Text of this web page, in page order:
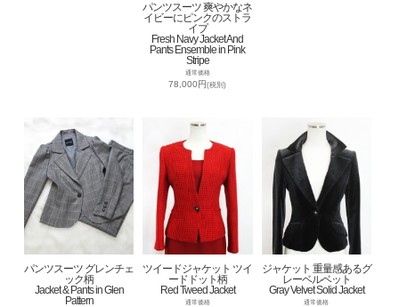
パンツスーツ 爽やかなネ
イビーにピンクのストラ
イプ
Fresh Navy Jacket And
Pants Ensemble in Pink
Stripe
通常価格
78,000円(税別)
パンツスーツ グレンチェ
ック柄
Jacket & Pants in Glen
Pattern
ツイードジャケット ツイ
ードドット柄
Red Tweed Jacket
通常価格
ジャケット 重量感あるグ
レーベルベット
Gray Velvet Solid Jacket
通常価格